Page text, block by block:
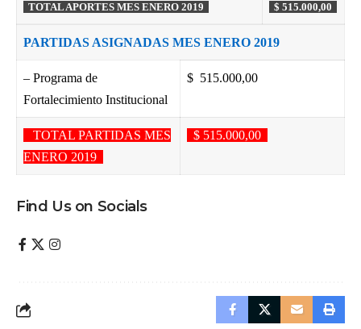
TOTAL APORTES MES ENERO 2019 $ 515.000,00
PARTIDAS ASIGNADAS MES ENERO 2019
– Programa de
Fortalecimiento Institucional
$ 515.000,00
TOTAL PARTIDAS MES
ENERO 2019
$ 515.000,00
Find Us on Socials